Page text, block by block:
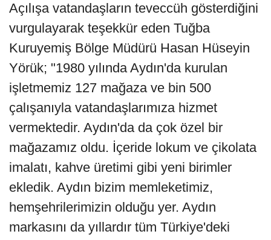
Açılışa vatandaşların teveccüh gösterdiğini
vurgulayarak teşekkür eden Tuğba
Kuruyemiş Bölge Müdürü Hasan Hüseyin
Yörük; "1980 yılında Aydın'da kurulan
işletmemiz 127 mağaza ve bin 500
çalışanıyla vatandaşlarımıza hizmet
vermektedir. Aydın'da da çok özel bir
mağazamız oldu. İçeride lokum ve çikolata
imalatı, kahve üretimi gibi yeni birimler
ekledik. Aydın bizim memleketimiz,
hemşehrilerimizin olduğu yer. Aydın
markasını da yıllardır tüm Türkiye'deki